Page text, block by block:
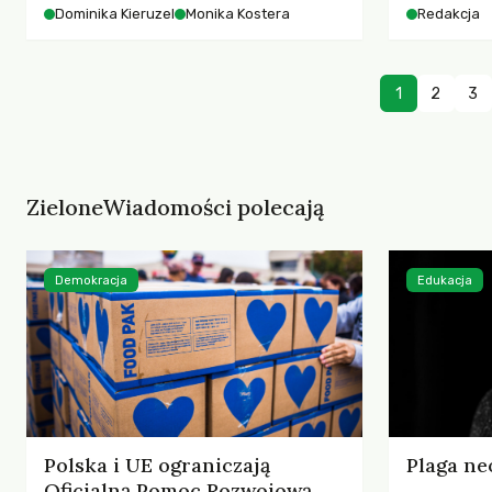
współczesnego miasta.
Dominika Kieruzel Monika Kostera Redakcja
1 2 3
ZieloneWiadomości polecają
Polska i UE ograniczają
Demokracja
Plaga
Edukacja